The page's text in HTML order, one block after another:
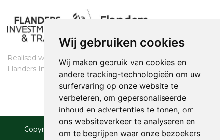
Wij gebruiken cookies
Wij maken gebruik van cookies en
andere tracking-technologieën om uw
surfervaring op onze website te
verbeteren, om gepersonaliseerde
inhoud en advertenties te tonen, om
ons websiteverkeer te analyseren en
om te begrijpen waar onze bezoekers
Realised with the support of
Flanders Investment & Trade
Copyright © 2023 Withofs Bulk Logistics. All rights